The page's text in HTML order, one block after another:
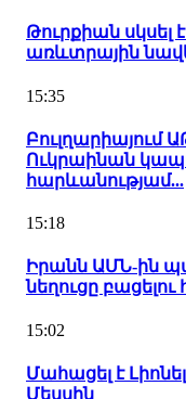
Թուրքիան
առևտրային
15:35
Բուլղարիայում
Ուկրաինան
հարևանությամ...
15:18
Իրանն ԱՄՆ-ին
նեղուցը
15:02
Մահացել է
Մեսսին